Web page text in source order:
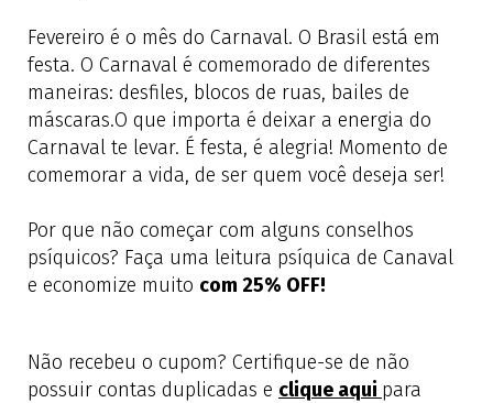
Fevereiro é o mês do Carnaval. O Brasil está em
festa. O Carnaval é comemorado de diferentes
maneiras: desfiles, blocos de ruas, bailes de
máscaras.O que importa é deixar a energia do
Carnaval te levar. É festa, é alegria! Momento de
comemorar a vida, de ser quem você deseja ser!
Por que não começar com alguns conselhos
psíquicos? Faça uma leitura psíquica de Canaval
e economize muito com 25% OFF!
Não recebeu o cupom? Certifique-se de não
possuir contas duplicadas e clique aqui para